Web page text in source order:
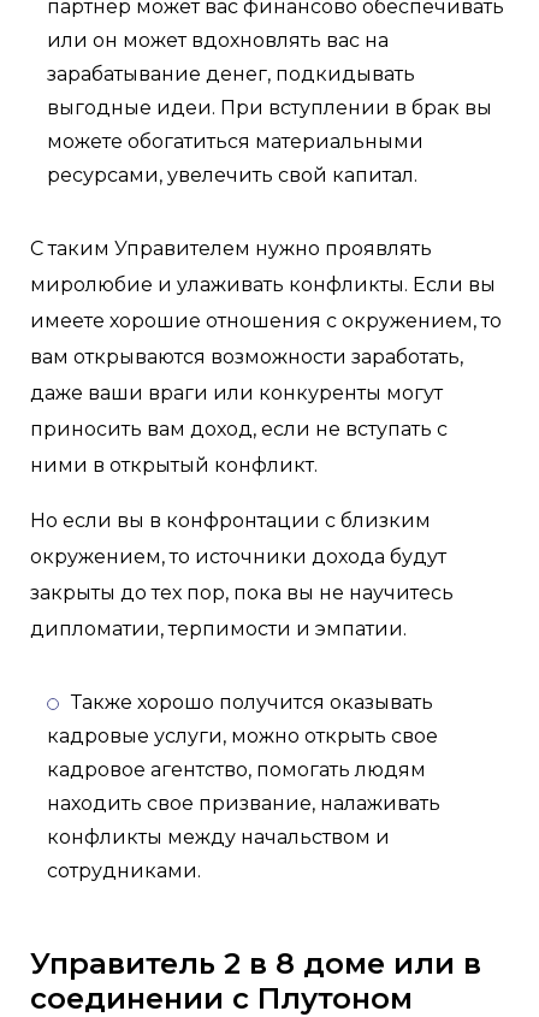
партнёр может вас финансово обеспечивать
или он может вдохновлять вас на
зарабатывание денег, подкидывать
выгодные идеи. При вступлении в брак вы
можете обогатиться материальными
ресурсами, увелечить свой капитал.
С таким Управителем нужно проявлять
миролюбие и улаживать конфликты. Если вы
имеете хорошие отношения с окружением, то
вам открываются возможности заработать,
даже ваши враги или конкуренты могут
приносить вам доход, если не вступать с
ними в открытый конфликт.
Но если вы в конфронтации с близким
окружением, то источники дохода будут
закрыты до тех пор, пока вы не научитесь
дипломатии, терпимости и эмпатии.
Также хорошо получится оказывать
кадровые услуги, можно открыть свое
кадровое агентство, помогать людям
находить свое призвание, налаживать
конфликты между начальством и
сотрудниками.
Управитель 2 в 8 доме или в
соединении с Плутоном